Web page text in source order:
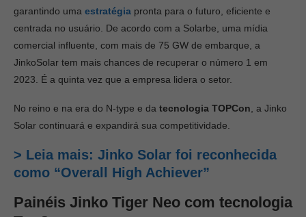
garantindo uma estratégia pronta para o futuro, eficiente e
centrada no usuário. De acordo com a Solarbe, uma mídia
comercial influente, com mais de 75 GW de embarque, a
JinkoSolar tem mais chances de recuperar o número 1 em
2023. É a quinta vez que a empresa lidera o setor.
No reino e na era do N-type e da tecnologia TOPCon , a Jinko
Solar continuará e expandirá sua competitividade.
> Leia mais: Jinko Solar foi reconhecida
como “Overall High Achiever”
Painéis Jinko Tiger Neo com tecnologia